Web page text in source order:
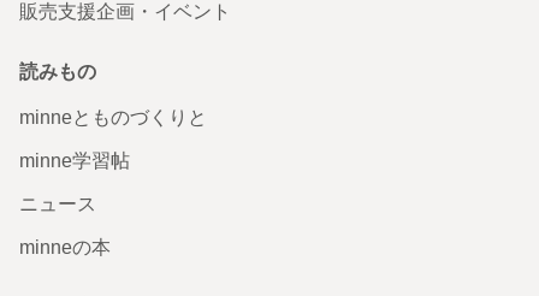
販売支援企画・イベント
読みもの
minneとものづくりと
minne学習帖
ニュース
minneの本